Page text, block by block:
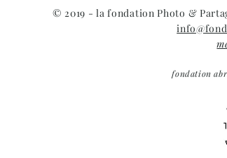
© 2019 - la fondation Photo &
fondation